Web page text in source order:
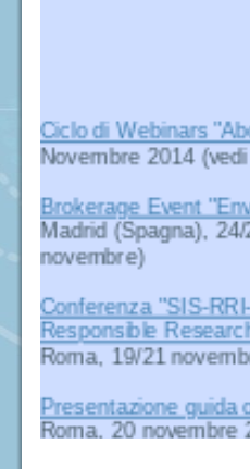
Ciclo di Webinars
Novembre 2014
Brokerage Event
Madrid (Spagna),
novembre)
Conferenza "SIS-
Responsible
Roma, 19/21
Presentazione guida
Roma, 20 novembre